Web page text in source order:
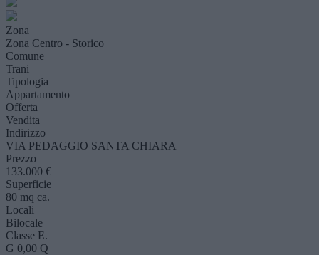
Zona
Zona Centro - Storico
Comune
Trani
Tipologia
Appartamento
Offerta
Vendita
Indirizzo
VIA PEDAGGIO SANTA CHIARA
Prezzo
133.000 €
Superficie
80 mq ca.
Locali
Bilocale
Classe E.
G 0,00 Q